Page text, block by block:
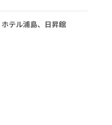
テル浦島、日昇館